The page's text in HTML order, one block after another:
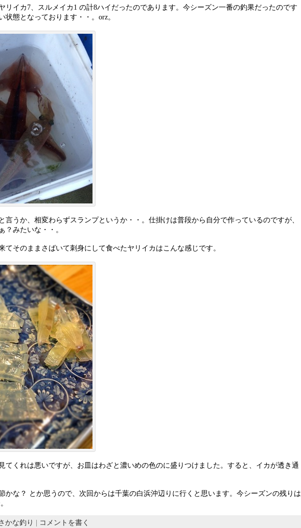
リイカ7、スルメイカ1 の計8ハイだったのであります。今シーズン一番の釣果だったのです
態となっております・・。orz。
言うか、相変わらずスランプというか・・。仕掛けは普段から自分で作っているのですが、
？みたいな・・。
てそのままさばいて刺身にして食べたヤリイカはこんな感じです。
てくれは悪いですが、お皿はわざと濃いめの色のに盛りつけました。すると、イカが透き通
かな？ とか思うので、次回からは千葉の白浜沖辺りに行くと思います。今シーズンの残りは
かな釣り | コメントを書く